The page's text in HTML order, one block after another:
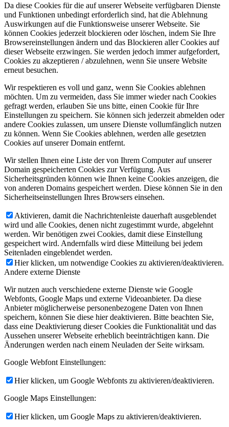
Da diese Cookies für die auf unserer Webseite verfügbaren Dienste
und Funktionen unbedingt erforderlich sind, hat die Ablehnung
Auswirkungen auf die Funktionsweise unserer Webseite. Sie
können Cookies jederzeit blockieren oder löschen, indem Sie Ihre
Browsereinstellungen ändern und das Blockieren aller Cookies auf
dieser Webseite erzwingen. Sie werden jedoch immer aufgefordert,
Cookies zu akzeptieren / abzulehnen, wenn Sie unsere Website
erneut besuchen.
Wir respektieren es voll und ganz, wenn Sie Cookies ablehnen
möchten. Um zu vermeiden, dass Sie immer wieder nach Cookies
gefragt werden, erlauben Sie uns bitte, einen Cookie für Ihre
Einstellungen zu speichern. Sie können sich jederzeit abmelden oder
andere Cookies zulassen, um unsere Dienste vollumfänglich nutzen
zu können. Wenn Sie Cookies ablehnen, werden alle gesetzten
Cookies auf unserer Domain entfernt.
Wir stellen Ihnen eine Liste der von Ihrem Computer auf unserer
Domain gespeicherten Cookies zur Verfügung. Aus
Sicherheitsgründen können wie Ihnen keine Cookies anzeigen, die
von anderen Domains gespeichert werden. Diese können Sie in den
Sicherheitseinstellungen Ihres Browsers einsehen.
Aktivieren, damit die Nachrichtenleiste dauerhaft ausgeblendet
wird und alle Cookies, denen nicht zugestimmt wurde, abgelehnt
werden. Wir benötigen zwei Cookies, damit diese Einstellung
gespeichert wird. Andernfalls wird diese Mitteilung bei jedem
Seitenladen eingeblendet werden.
Hier klicken, um notwendige Cookies zu aktivieren/deaktivieren.
Andere externe Dienste
Wir nutzen auch verschiedene externe Dienste wie Google
Webfonts, Google Maps und externe Videoanbieter. Da diese
Anbieter möglicherweise personenbezogene Daten von Ihnen
speichern, können Sie diese hier deaktivieren. Bitte beachten Sie,
dass eine Deaktivierung dieser Cookies die Funktionalität und das
Aussehen unserer Webseite erheblich beeinträchtigen kann. Die
Änderungen werden nach einem Neuladen der Seite wirksam.
Google Webfont Einstellungen:
Hier klicken, um Google Webfonts zu aktivieren/deaktivieren.
Google Maps Einstellungen:
Hier klicken, um Google Maps zu aktivieren/deaktivieren.